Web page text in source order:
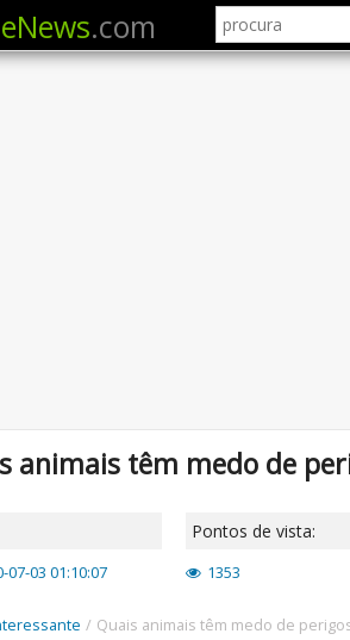
.com
animais têm medo de
07-03 01:10:07
Pontos de vista:
1353
/ Quais animais têm medo de